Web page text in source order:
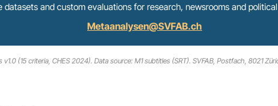
datasets and custom evaluations for research, newsrooms and
Metaanalysen@SVFAB.ch
(15 criteria, CHES 2024). Data source: M1 subtitles (SRT). SVFAB, Postfach, 8021